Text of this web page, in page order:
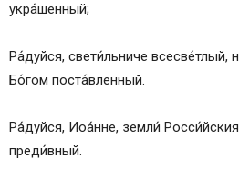
укра́шенный;
Ра́дуйся, свети́льниче
Бо́гом поста́вленный.
Ра́дуйся, Иоа́нне, земли́
преди́вный.